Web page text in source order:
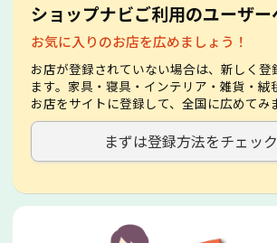
ショップナビご利用のユーザー
お気に入りのお店を広めましょう！
お店が登録されていない場合は、新しく登
ます。家具・寝具・インテリア・雑貨・絨
お店をサイトに登録して、全国に広めてみ
まずは登録方法をチェック